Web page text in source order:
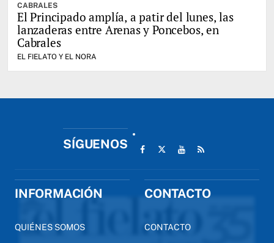
CABRALES
El Principado amplía, a patir del lunes, las
lanzaderas entre Arenas y Poncebos, en
Cabrales
EL FIELATO Y EL NORA
SÍGUENOS
INFORMACIÓN
QUIÉNES SOMOS
CONTACTO
CONTACTO